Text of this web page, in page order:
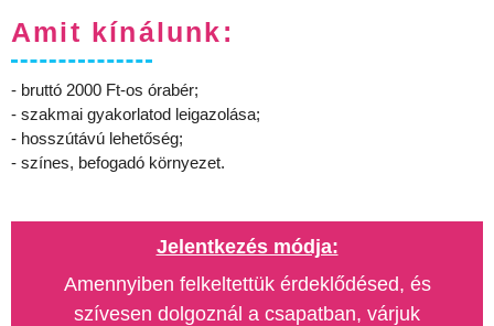
Amit kínálunk:
- bruttó 2000 Ft-os órabér;
- szakmai gyakorlatod leigazolása;
- hosszútávú lehetőség;
- színes, befogadó környezet.
Jelentkezés módja:
Amennyiben felkeltettük érdeklődésed, és
szívesen dolgoznál a csapatban, várjuk